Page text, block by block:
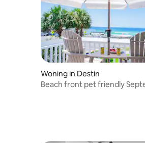
Woning in Destin
Beach front pet friendly